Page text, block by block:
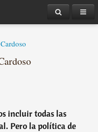
incluir todas las
Pero la política de